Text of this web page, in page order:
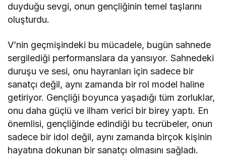
duyduğu sevgi, onun gençliğinin temel taşlarını
oluşturdu.
V’nin geçmişindeki bu mücadele, bugün sahnede
sergilediği performanslara da yansıyor. Sahnedeki
duruşu ve sesi, onu hayranları için sadece bir
sanatçı değil, aynı zamanda bir rol model haline
getiriyor. Gençliği boyunca yaşadığı tüm zorluklar,
onu daha güçlü ve ilham verici bir birey yaptı. En
önemlisi, gençliğinde edindiği bu tecrübeler, onun
sadece bir idol değil, aynı zamanda birçok kişinin
hayatına dokunan bir sanatçı olmasını sağladı.